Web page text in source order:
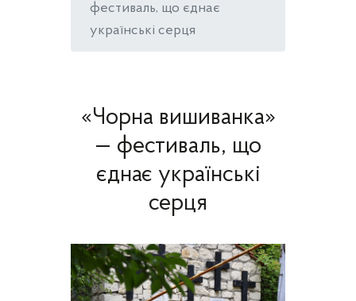
фестиваль, що єднає
українські серця
«Чорна вишиванка»
— фестиваль, що
єднає українські
серця